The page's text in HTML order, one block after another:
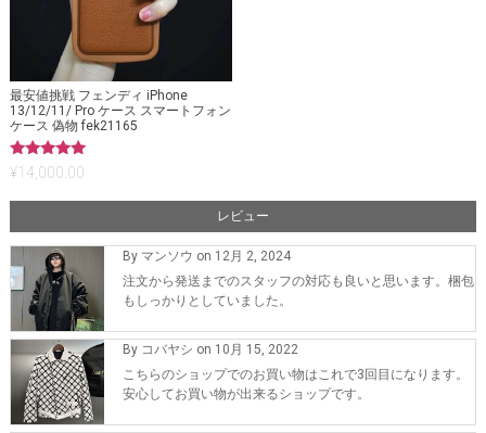
最安値挑戦 フェンディ iPhone
13/12/11/ Pro ケース スマートフォン
ケース 偽物 fek21165
5段階中
5.00
¥14,000.00
レビュー
By マンソウ on 12月 2, 2024
注文から発送までのスタッフの対応も良いと思います。梱包
もしっかりとしていました。
By コバヤシ on 10月 15, 2022
こちらのショップでのお買い物はこれで3回目になります。
安心してお買い物が出来るショップです。